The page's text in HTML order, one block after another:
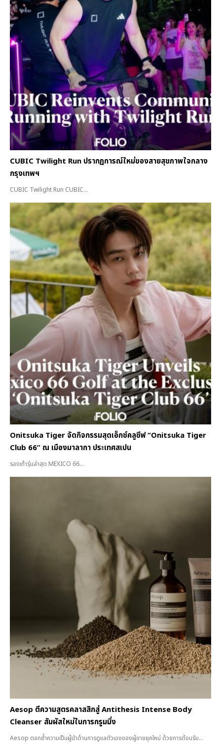
CUBIC Twilight Run ปรากฏการณ์ใหม่ของสายสุขภาพใจกลาง
กรุงเทพฯ
CUBIC Twilight Run CUBIC...
Onitsuka Tiger จัดกิจกรรมสุดเอ็กซ์คลูซีฟ “Onitsuka Tiger
Club 66” ณ เมืองมาลากา ประเทศสเปน
รองเท้ารุ่นล่าสุด MEXICO 66...
Aesop ตีความสูตรคลาสสิกสู่ Antithesis Intense Body
Cleanser สัมผัสใหม่ในการกรูมมิ่ง
Aesop ตอกย้ำความเป็นผู้นำด้านการดูแลตัวเองของผู้ชายยุคใหม่ ด้วยการต้อนรับ...